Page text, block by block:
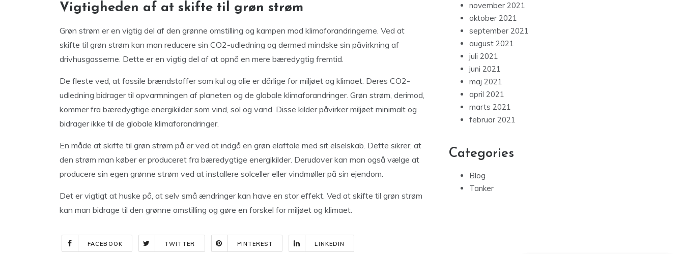
Vigtigheden af at skifte til grøn strøm
Grøn strøm er en vigtig del af den grønne omstilling og kampen mod klimaforandringerne. Ved at
skifte til grøn strøm kan man reducere sin CO2-udledning og dermed mindske sin påvirkning af
drivhusgasserne. Dette er en vigtig del af at opnå en mere bæredygtig fremtid.
De fleste ved, at fossile brændstoffer som kul og olie er dårlige for miljøet og klimaet. Deres CO2-
udledning bidrager til opvarmningen af planeten og de globale klimaforandringer. Grøn strøm, derimod,
kommer fra bæredygtige energikilder som vind, sol og vand. Disse kilder påvirker miljøet minimalt og
bidrager ikke til de globale klimaforandringer.
En måde at skifte til grøn strøm på er ved at indgå en grøn elaftale med sit elselskab. Dette sikrer, at
den strøm man køber er produceret fra bæredygtige energikilder. Derudover kan man også vælge at
producere sin egen grønne strøm ved at installere solceller eller vindmøller på sin ejendom.
Det er vigtigt at huske på, at selv små ændringer kan have en stor effekt. Ved at skifte til grøn strøm
kan man bidrage til den grønne omstilling og gøre en forskel for miljøet og klimaet.
FACEBOOK TWITTER PINTEREST LINKEDIN
november 2021
oktober 2021
september 2021
august 2021
juli 2021
juni 2021
maj 2021
april 2021
marts 2021
februar 2021
Categories
Blog
Tanker